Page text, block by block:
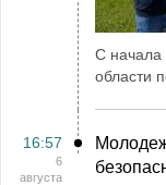
С начала
области
16:57
6
августа